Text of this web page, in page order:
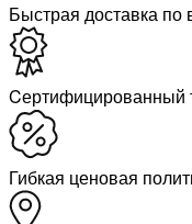
Быстрая доставка по
Cертифицированный
Гибкая ценовая